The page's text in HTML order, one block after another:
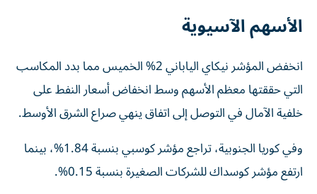
الأسهم الآسيوية
انخفض المؤشر نيكاي الياباني 2% الخميس مما بدد المكاسب
التي حققتها معظم الأسهم وسط انخفاض أسعار النفط على
خلفية الآمال في التوصل ‌إلى اتفاق ينهي صراع الشرق ‌الأوسط.
وفي كوريا الجنوبية، تراجع مؤشر كوسبي بنسبة 1.84%، بينما
ارتفع مؤشر كوسداك للشركات الصغيرة بنسبة 0.15%.